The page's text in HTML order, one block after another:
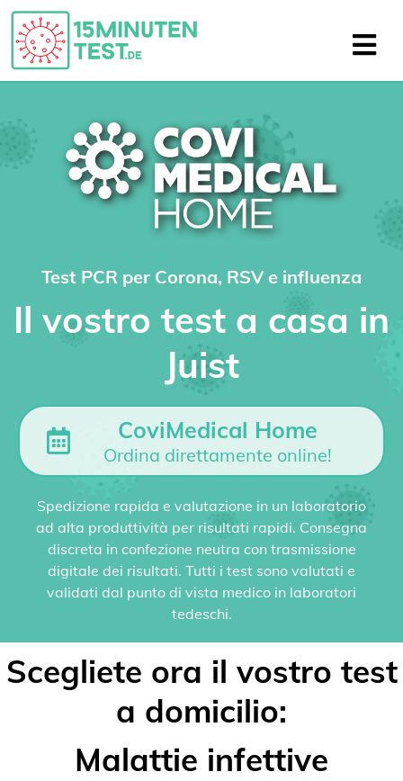
Test PCR per Corona, RSV e influenza
Il vostro test a casa in
Juist
CoviMedical Home
Ordina direttamente online!
Spedizione rapida e valutazione in un laboratorio
ad alta produttività per risultati rapidi. Consegna
discreta in confezione neutra con trasmissione
digitale dei risultati. Tutti i test sono valutati e
validati dal punto di vista medico in laboratori
tedeschi.
Scegliete ora il vostro test
a domicilio:
Malattie infettive